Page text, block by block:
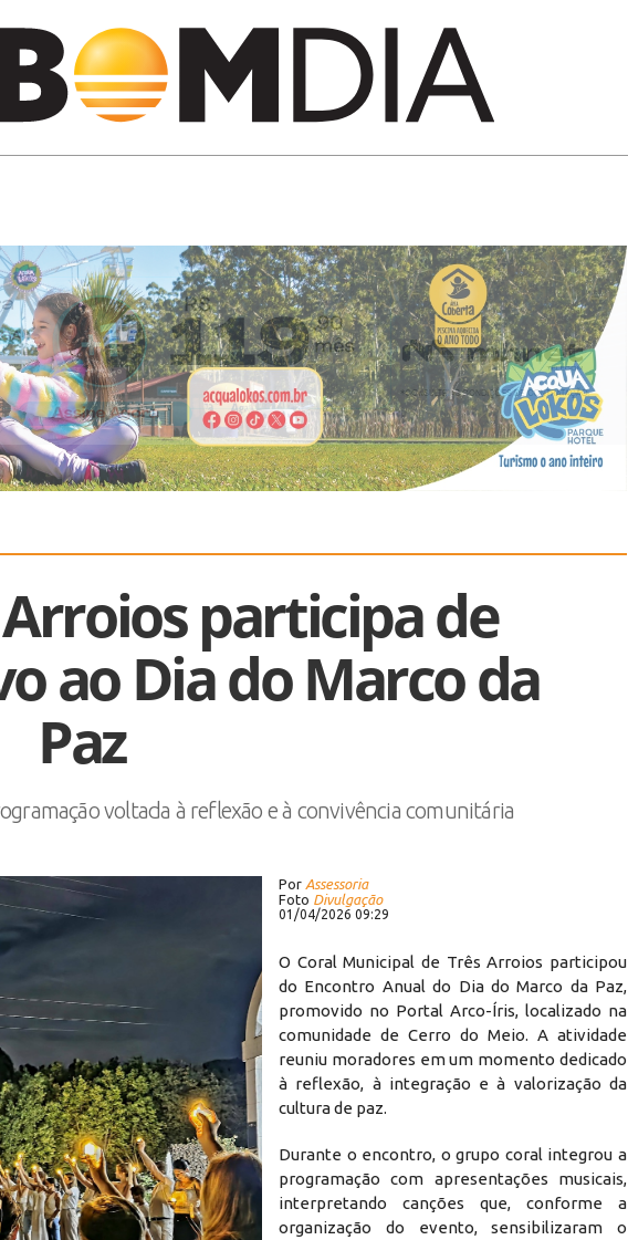
participa de
ao Dia do Marco da
Paz
voltada à reflexão e à convivência comunitária
Por Assessoria
Foto Divulgação
01/04/2026 09:29
O Coral Municipal de Três Arroios participou
do Encontro Anual do Dia do Marco da Paz,
promovido no Portal Arco-Íris, localizado na
comunidade de Cerro do Meio. A atividade
reuniu moradores em um momento dedicado
à reflexão, à integração e à valorização da
cultura de paz.
Durante o encontro, o grupo coral integrou a
programação com apresentações musicais,
interpretando canções que, conforme a
organização do evento, sensibilizaram o